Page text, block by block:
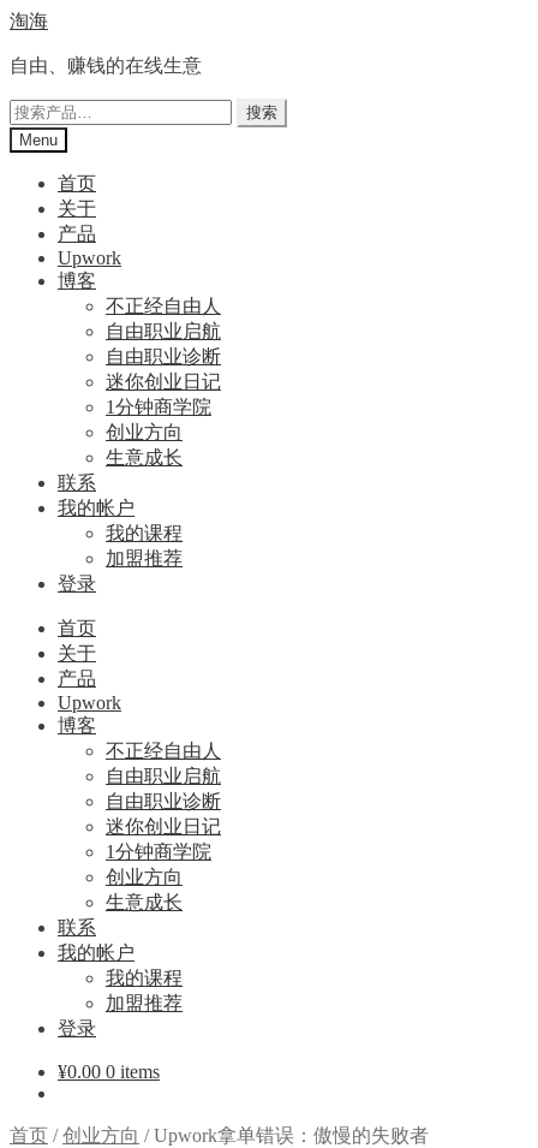
Skip
navigation
Skip
content
淘海
自由、赚钱的在线生意
搜
索：
搜索
Menu
首页
关于
产品
Upwork
博客
不正经自由人
自由职业启航
自由职业诊断
迷你创业日记
1分钟商学院
创业方向
生意成长
联系
我的帐户
我的课程
加盟推荐
登录
首页
关于
产品
Upwork
博客
不正经自由人
自由职业启航
自由职业诊断
迷你创业日记
1分钟商学院
创业方向
生意成长
联系
我的帐户
我的课程
加盟推荐
登录
¥0.00 0 items
首页 /创业方向 /Upwork拿单错误：傲慢的失败者